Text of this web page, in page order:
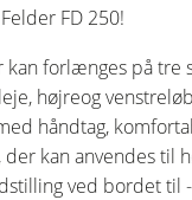
presse &
&
FD 250!
kan forlænges på
højreog
håndtag,
kan anvendes til
ved bordet til